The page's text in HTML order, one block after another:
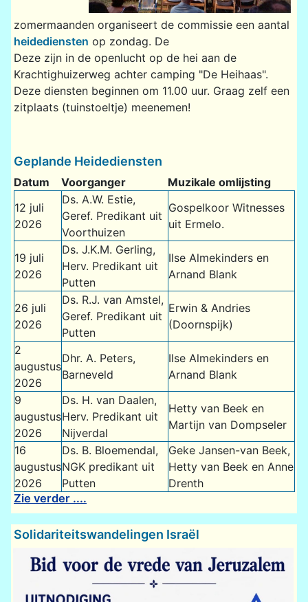
zomermaanden organiseert de commissie een aantal
heidediensten op zondag. De
Deze zijn in de openlucht op de hei aan de
Krachtighuizerweg achter camping "De Heihaas".
Deze diensten beginnen om 11.00 uur. Graag zelf een
zitplaats (tuinstoeltje) meenemen!
Geplande Heidediensten
Datum Voorganger
Muzikale omlijsting
12 juli
2026
Ds. A.W. Estie,
Geref. Predikant uit
Voorthuizen
Gospelkoor Witnesses
uit Ermelo.
19 juli
2026
Ds. J.K.M. Gerling,
Herv. Predikant uit
Putten
Ilse Almekinders en
Arnand Blank
26 juli
2026
Ds. R.J. van Amstel,
Geref. Predikant uit
Putten
Erwin & Andries
(Doornspijk)
2
augustus
2026
Dhr. A. Peters,
Barneveld
Ilse Almekinders en
Arnand Blank
9
augustus
2026
Ds. H. van Daalen,
Herv. Predikant uit
Nijverdal
Hetty van Beek en
Martijn van Dompseler
16
augustus
2026
Ds. B. Bloemendal,
NGK predikant uit
Putten
Geke Jansen-van Beek,
Hetty van Beek en Anne
Drenth
Zie verder ....
Solidariteitswandelingen Israël